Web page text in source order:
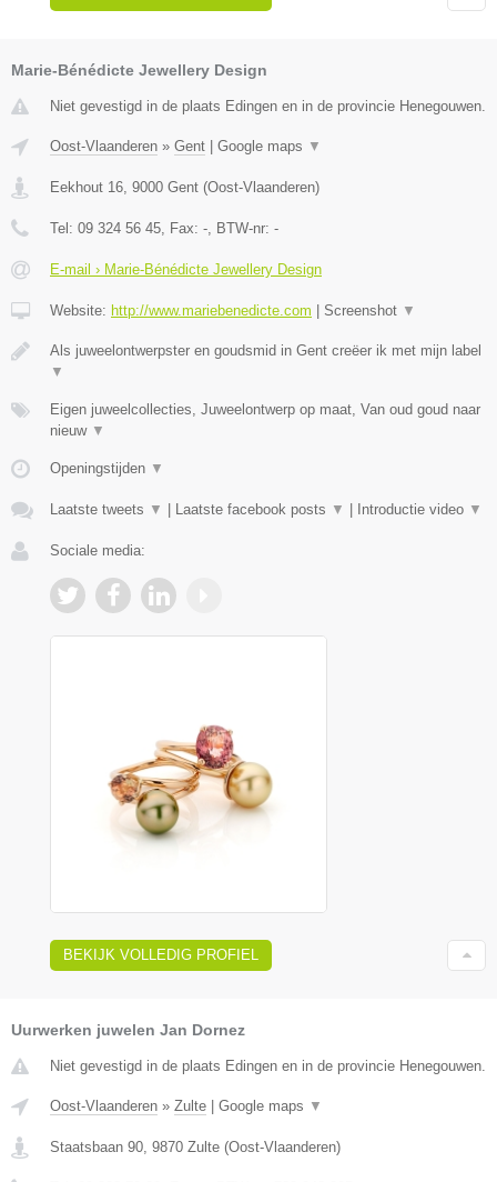
Marie-Bénédicte Jewellery Design
Niet gevestigd in de plaats Edingen en in de provincie Henegouwen.
Oost-Vlaanderen » Gent Google maps ▼
Eekhout 16, 9000 Gent (Oost-Vlaanderen)
Tel: 09 324 56 45, Fax: -, BTW-nr: -
E-mail › Marie-Bénédicte Jewellery Design
Website: http://www.mariebenedicte.com Screenshot ▼
Als juweelontwerpster en goudsmid in Gent creëer ik met mijn label
▼
Eigen juweelcollecties, Juweelontwerp op maat, Van oud goud naar
nieuw ▼
Openingstijden ▼
Laatste tweets ▼ Laatste facebook posts ▼ Introductie video ▼
Sociale media:
BEKIJK VOLLEDIG PROFIEL
Uurwerken juwelen Jan Dornez
Niet gevestigd in de plaats Edingen en in de provincie Henegouwen.
Oost-Vlaanderen » Zulte Google maps ▼
Staatsbaan 90, 9870 Zulte (Oost-Vlaanderen)